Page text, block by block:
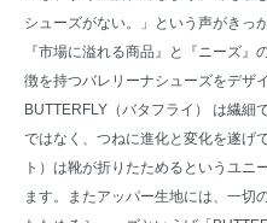
シューズがない。」という声がきっ
『市場に溢れる商品』と『ニーズ
徴を持つバレリーナシューズをデザイ
BUTTERFLY（バタフライ） は繊細
ではなく、つねに進化と変化を遂げ
ト）は靴が折りたためるというユニ
ます。またアッパー生地には、一切